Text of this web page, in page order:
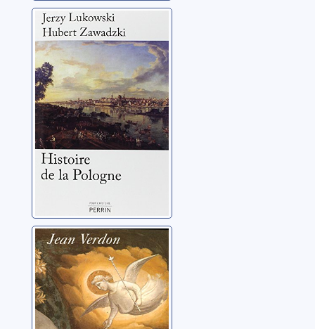
Histoire de la
Pologne
Lukowski, Jerzy
Le Moyen Age:
ombres et
lumières
Verdon, Jean